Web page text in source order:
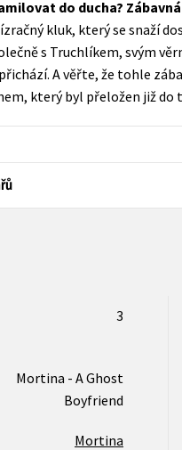
rozvoj
Příroda a
do ducha?
kluk, který se snaží
s Truchlíkem, svým
A věřte, že tohle
který byl přeložen již
3
Mortina - A Ghost
Boyfriend
Mortina